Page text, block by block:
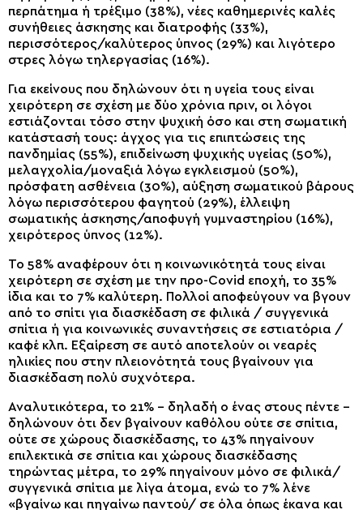
περπάτημα ή τρέξιμο (38%), νέες καθημερινές καλές
συνήθειες άσκησης και διατροφής (33%),
περισσότερος/καλύτερος ύπνος (29%) και λιγότερο
στρες λόγω τηλεργασίας (16%).
Για εκείνους που δηλώνουν ότι η υγεία τους είναι
χειρότερη σε σχέση με δύο χρόνια πριν, οι λόγοι
εστιάζονται τόσο στην ψυχική όσο και στη σωματική
κατάστασή τους: άγχος για τις επιπτώσεις της
πανδημίας (55%), επιδείνωση ψυχικής υγείας (50%),
μελαγχολία/μοναξιά λόγω εγκλεισμού (50%),
πρόσφατη ασθένεια (30%), αύξηση σωματικού βάρους
λόγω περισσότερου φαγητού (29%), έλλειψη
σωματικής άσκησης/αποφυγή γυμναστηρίου (16%),
χειρότερος ύπνος (12%).
Το 58% αναφέρουν ότι η κοινωνικότητά τους είναι
χειρότερη σε σχέση με την προ-Covid εποχή, το 35%
ίδια και το 7% καλύτερη. Πολλοί αποφεύγουν να βγουν
από το σπίτι για διασκέδαση σε φιλικά / συγγενικά
σπίτια ή για κοινωνικές συναντήσεις σε εστιατόρια /
καφέ κλπ. Εξαίρεση σε αυτό αποτελούν οι νεαρές
ηλικίες που στην πλειονότητά τους βγαίνουν για
διασκέδαση πολύ συχνότερα.
Αναλυτικότερα, το 21% – δηλαδή ο ένας στους πέντε –
δηλώνουν ότι δεν βγαίνουν καθόλου ούτε σε σπίτια,
ούτε σε χώρους διασκέδασης, το 43% πηγαίνουν
επιλεκτικά σε σπίτια και χώρους διασκέδασης
τηρώντας μέτρα, το 29% πηγαίνουν μόνο σε φιλικά/
συγγενικά σπίτια με λίγα άτομα, ενώ το 7% λένε
«βγαίνω και πηγαίνω παντού/ σε όλα όπως έκανα και